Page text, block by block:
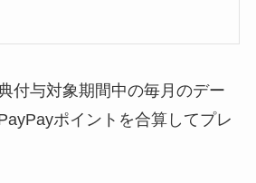
付与対象期間中の毎月のデー
ポイントを合算してプレ